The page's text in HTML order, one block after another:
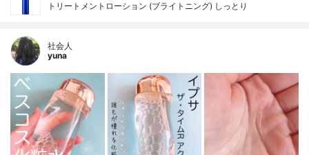
トリートメントローション (ブライトニング) しっとり
社会人
yuna